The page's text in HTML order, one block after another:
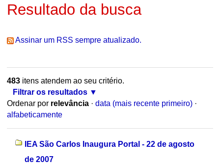
Resultado da busca
Assinar um RSS sempre atualizado.
483itens atendem ao seu critério.
Filtrar os resultados
Ordenar por relevância · data (mais recente primeiro) ·
alfabeticamente
IEA São Carlos Inaugura Portal - 22 de agosto
de 2007